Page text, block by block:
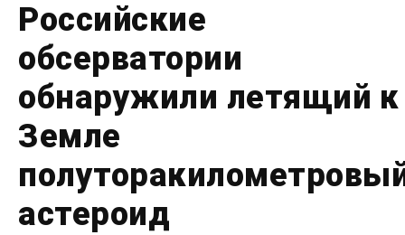
Российские
обсерватории
обнаружили летящий к
Земле
астероид